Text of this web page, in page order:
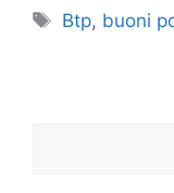
Tag
Btp, buoni